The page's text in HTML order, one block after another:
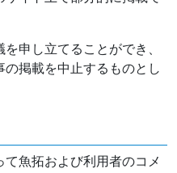
申し立てることができ、
掲載を中止するものとし
魚拓および利用者のコメ